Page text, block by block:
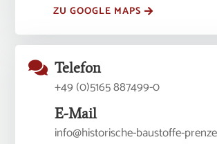
ZU GOOGLE MAPS
 Telefon
+49 (0)5165 887499-0
E-Mail
info@historische-baustoffe-